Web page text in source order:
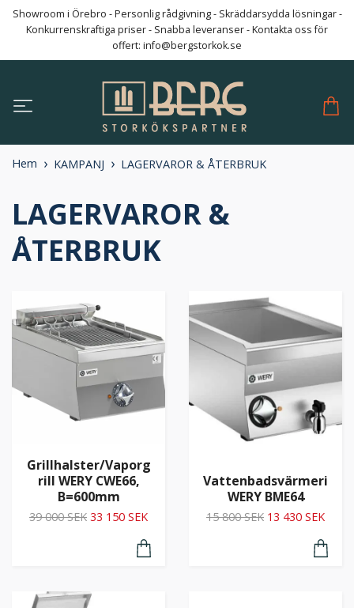
Showroom i Örebro - Personlig rådgivning - Skräddarsydda lösningar -
Konkurrenskraftiga priser - Snabba leveranser - Kontakta oss för
offert: info@bergstorkok.se
Hem KAMPANJ LAGERVAROR & ÅTERBRUK
LAGERVAROR &
ÅTERBRUK
Grillhalster/Vaporg
rill WERY CWE66,
B=600mm
39 000 SEK 33 150 SEK
Vattenbadsvärmeri
WERY BME64
15 800 SEK 13 430 SEK